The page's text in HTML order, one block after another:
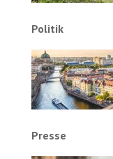
Politik
Presse